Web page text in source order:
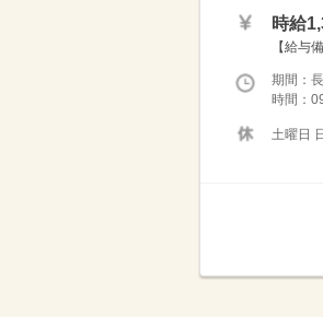
時給
【給与
期間
時間：
土曜日